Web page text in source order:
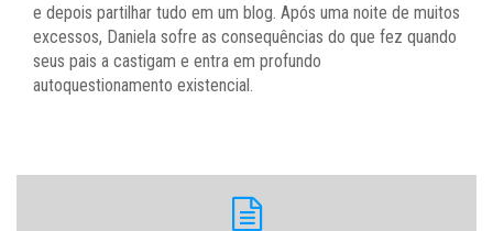
e depois partilhar tudo em um blog. Após uma noite de muitos
excessos, Daniela sofre as consequências do que fez quando
seus pais a castigam e entra em profundo
autoquestionamento existencial.